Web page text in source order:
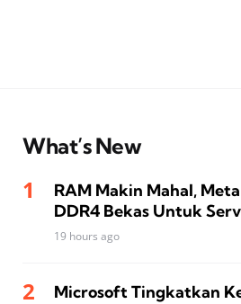
What’s New
RAM Makin Mahal,
DDR4 Bekas Untuk
19 hours ago
Microsoft Tingkatkan